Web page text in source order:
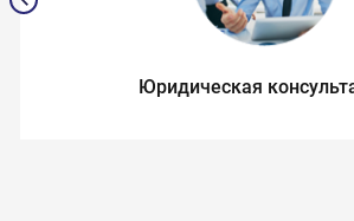
Юридическая